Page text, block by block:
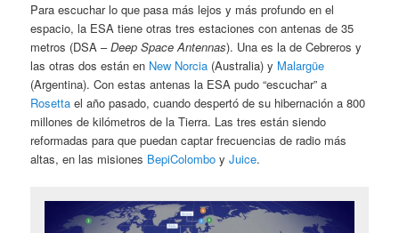
Para escuchar lo que pasa más lejos y más profundo en el
espacio, la ESA tiene otras tres estaciones con antenas de 35
metros (DSA –Deep Space Antennas). Una es la de Cebreros y
las otras dos están en New Norcia (Australia) y Malargüe
(Argentina). Con estas antenas la ESA pudo “escuchar” a
Rosetta el año pasado, cuando despertó de su hibernación a 800
millones de kilómetros de la Tierra. Las tres están siendo
reformadas para que puedan captar frecuencias de radio más
altas, en las misiones BepiColombo yJuice.